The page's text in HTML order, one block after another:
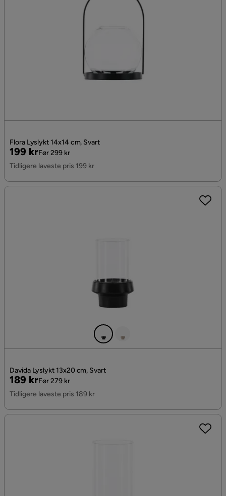
Flora Lyslykt 14x14 cm, Svart
Pris
199 kr
Original
Pris
Før 299 kr
Tidligere laveste pris 199 kr
Davida Lyslykt 13x20 cm, Svart
Pris
189 kr
Original
Pris
Før 279 kr
Tidligere laveste pris 189 kr